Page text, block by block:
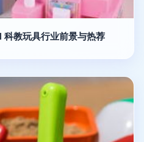
教玩具行业前景与热荐